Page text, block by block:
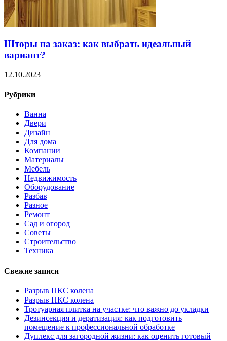
Шторы на заказ: как выбрать идеальный
вариант?
12.10.2023
Рубрики
Ванна
Двери
Дизайн
Для дома
Компании
Материалы
Мебель
Недвижимость
Оборудование
Разбав
Разное
Ремонт
Сад и огород
Советы
Строительство
Техника
Свежие записи
Разрыв ПКС колена
Разрыв ПКС колена
Тротуарная плитка на участке: что важно до укладки
Дезинсекция и дератизация: как подготовить
помещение к профессиональной обработке
Дуплекс для загородной жизни: как оценить готовый